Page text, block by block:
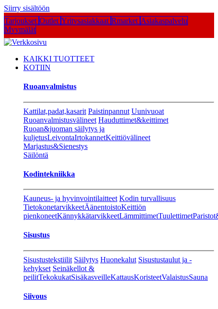
Siirry sisältöön
Tarjoukset Outlet Yritysasiakkaat Rmarket Asiakaspalvelu
Myymälät
KAIKKI TUOTTEET
KOTIIN
Ruoanvalmistus
Kattilat,padat,kasarit Paistinpannut Uunivuoat
Ruoanvalmistusvälineet Hauduttimet&keittimet
Ruoan&juoman säilytys ja
kuljetusLeivontaIrtokannetKeittiövälineet
Marjastus&Sienestys
Säilöntä
Kodintekniikka
Kauneus- ja hyvinvointilaitteet Kodin turvallisuus
TietokonetarvikkeetÄänentoistoKeittiön
pienkoneetKännykkätarvikkeetLämmittimetTuulettimet
Sisustus
Sisustustekstiilit Säilytys Huonekalut Sisustustaulut ja -
kehykset Seinäkellot &
peilitTekokukatSisäkasveilleKattausKoristeetValaistusSauna
Siivous